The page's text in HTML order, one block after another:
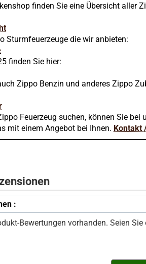
finden Sie eine Übersicht aller
Sturmfeuerzeuge die wir anbieten:
finden Sie hier:
Zippo Benzin und anderes Zippo
Feuerzeug suchen, können Sie bei
mit einem Angebot bei Ihnen. Kontakt
:
Bewertungen vorhanden. Seien Sie